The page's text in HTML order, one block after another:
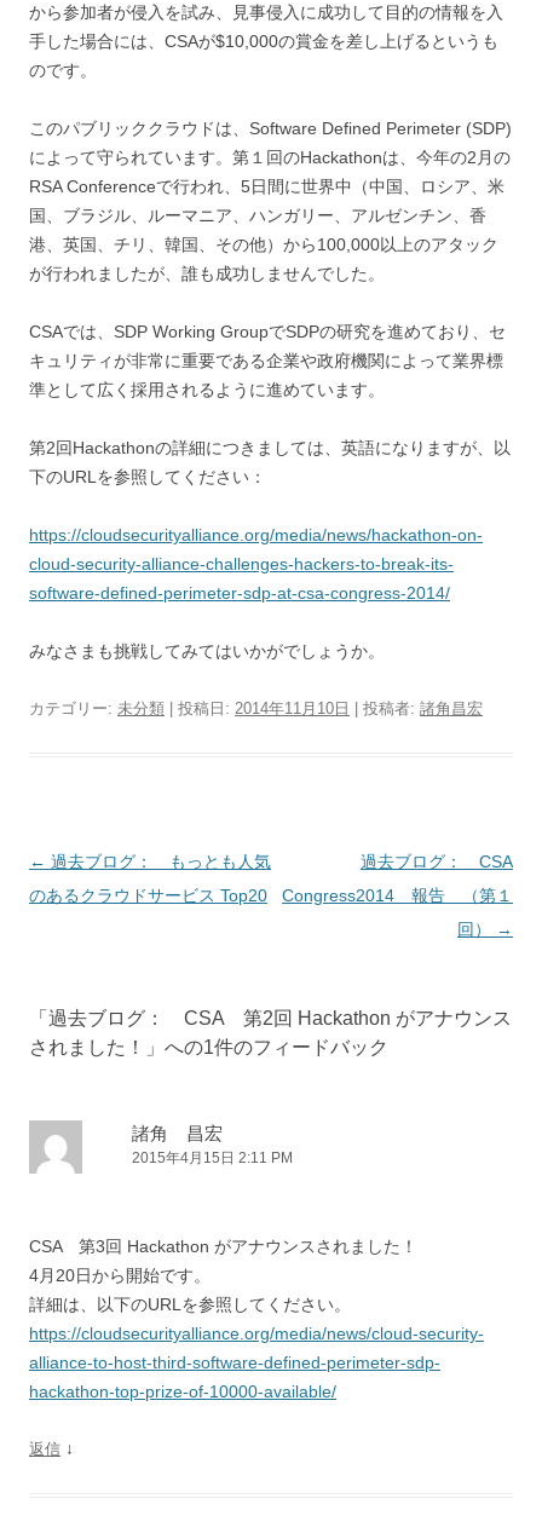
から参加者が侵入を試み、見事侵入に成功して目的の情報を入
手した場合には、CSAが$10,000の賞金を差し上げるというも
のです。
このパブリッククラウドは、Software Defined Perimeter (SDP)
によって守られています。第１回のHackathonは、今年の2月の
RSA Conferenceで行われ、5日間に世界中（中国、ロシア、米
国、ブラジル、ルーマニア、ハンガリー、アルゼンチン、香
港、英国、チリ、韓国、その他）から100,000以上のアタック
が行われましたが、誰も成功しませんでした。
CSAでは、SDP Working GroupでSDPの研究を進めており、セ
キュリティが非常に重要である企業や政府機関によって業界標
準として広く採用されるように進めています。
第2回Hackathonの詳細につきましては、英語になりますが、以
下のURLを参照してください：
https://cloudsecurityalliance.org/media/news/hackathon-on-
cloud-security-alliance-challenges-hackers-to-break-its-
software-defined-perimeter-sdp-at-csa-congress-2014/
みなさまも挑戦してみてはいかがでしょうか。
カテゴリー: 未分類 | 投稿日: 2014年11月10日 | 投稿者: 諸角昌宏
投稿ナビゲーション
← 過去ブログ： もっとも人気
のあるクラウドサービス Top20
過去ブログ： CSA
Congress2014 報告 （第１
回）
→
「 過去ブログ： CSA 第2回 Hackathon がアナウンス
されました！
」への1件のフィードバック
諸角 昌宏
2015年4月15日 2:11 PM
CSA 第3回 Hackathon がアナウンスされました！
4月20日から開始です。
詳細は、以下のURLを参照してください。
https://cloudsecurityalliance.org/media/news/cloud-security-
alliance-to-host-third-software-defined-perimeter-sdp-
hackathon-top-prize-of-10000-available/
返信 ↓